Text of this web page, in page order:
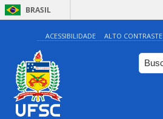
BRASIL
ACESSIBILIDADE ALTO CONTRASTE